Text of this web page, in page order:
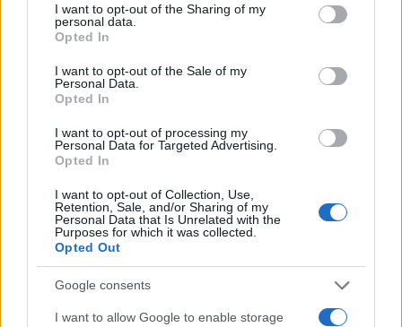
not limited to your visit or usage behaviour. You may click to
grant or deny consent to Google and its third-party tags to
use your data for below specified purposes in below Google
consent section.
I want to opt-out of the Sharing of my
personal data.
Opted In
I want to opt-out of the Sale of my
Personal Data.
Opted In
I want to opt-out of processing my
Personal Data for Targeted Advertising.
Opted In
I want to opt-out of Collection, Use,
Retention, Sale, and/or Sharing of my
Personal Data that Is Unrelated with the
Purposes for which it was collected.
Opted Out
Google consents
I want to allow Google to enable storage
Πιο δημοφιλή
έπαιζε Τσιτσάνη στο Φισκάρδο και τους
πρότεινε συνεργασία
“σωτήρες” ανήκουν στο χρονοντούλαπο
της ιστορίας
Νίκα κάνουν διακοπές με πολυτελές γιοτ
με τα δύο παιδιά τους
Θρήνος για τον Λιονέλ Μέσι – Πέθανε ο
πατέρας του, Χόρχε
Το 5ο πακέτο βίντεο και φωτογραφιών με
UFO από το Πεντάγωνο - Το «τρίγωνο» και
οι «ψυχρές σφαίρες»